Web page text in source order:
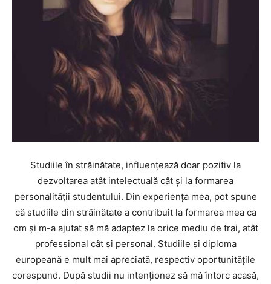
Studiile în străinătate, influențează doar pozitiv la
dezvoltarea atât intelectuală cât și la formarea
personalității studentului. Din experiența mea, pot spune
că studiile din străinătate a contribuit la formarea mea ca
om și m-a ajutat să mă adaptez la orice mediu de trai, atât
professional cât și personal. Studiile și diploma
europeană e mult mai apreciată, respectiv oportunitățile
corespund. După studii nu intenționez să mă întorc acasă,